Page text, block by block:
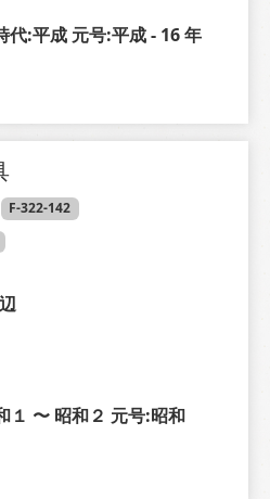
代:平成 元号:平成 - 16 年
F-322-142
１ 〜 昭和２ 元号:昭和